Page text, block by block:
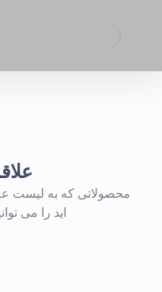
محصولاتی که به لیست
اید را می